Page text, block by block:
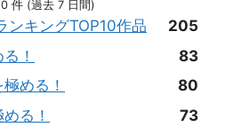
件 (過去 7 日間)
ンキングTOP10作品
205
！
83
める！
80
る！
73